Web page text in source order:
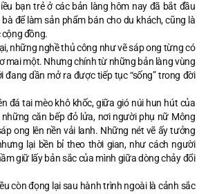
bạn trẻ ở các bản làng hôm nay đã bắt đầu
để làm sản phẩm bán cho du khách, cũng là
đồng.
những nghề thủ công như vẽ sáp ong từng có
mai một. Nhưng chính từ những bản làng vùng
đang dần mở ra được tiếp tục “sống” trong đời
đá tai mèo khô khốc, giữa gió núi hun hút của
những căn bếp đỏ lửa, nơi người phụ nữ Mông
ong lên nền vải lanh. Những nét vẽ ấy tưởng
lại bền bỉ theo thời gian, như cách người
giữ lấy bản sắc của mình giữa dòng chảy đổi
còn đọng lại sau hành trình ngoài là cảnh sắc